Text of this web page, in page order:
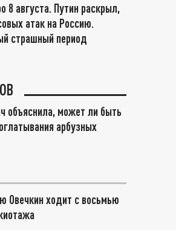
8 августа. Путин раскрыл,
атак на Россию.
страшный период
объяснила, может ли быть
арбузных
Овечкин ходит с восьмью